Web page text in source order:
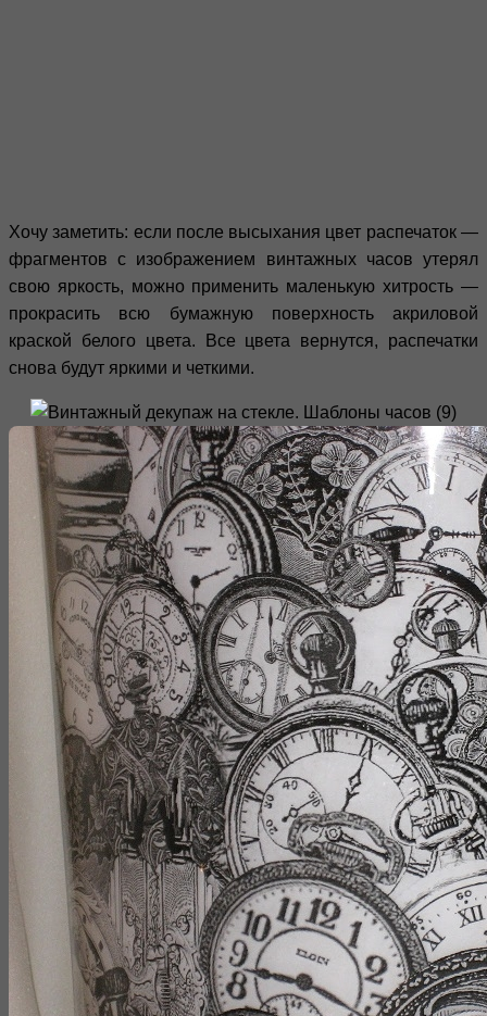
Хочу заметить: если после высыхания цвет распечаток —
фрагментов с изображением винтажных часов утерял
свою яркость, можно применить маленькую хитрость —
прокрасить всю бумажную поверхность акриловой
краской белого цвета. Все цвета вернутся, распечатки
снова будут яркими и четкими.